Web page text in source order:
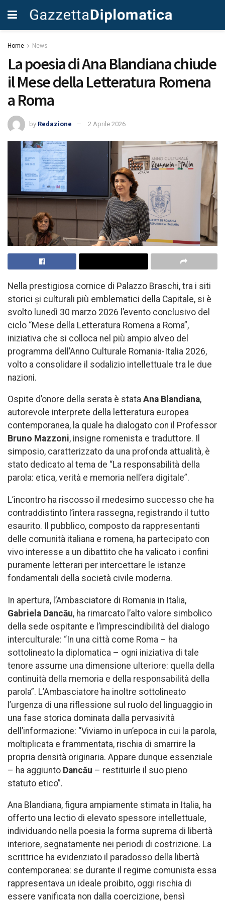
Home News
La poesia di Ana Blandiana chiude
il Mese della Letteratura Romena
a Roma
by Redazione 2 Aprile 2026
Nella prestigiosa cornice di Palazzo Braschi, tra i siti
storici și culturali più emblematici della Capitale, si è
svolto lunedì 30 marzo 2026 l’evento conclusivo del
ciclo “Mese della Letteratura Romena a Roma”,
iniziativa che si colloca nel più ampio alveo del
programma dell’Anno Culturale Romania-Italia 2026,
volto a consolidare il sodalizio intellettuale tra le due
nazioni.
Ospite d’onore della serata è stata Ana Blandiana,
autorevole interprete della letteratura europea
contemporanea, la quale ha dialogato con il Professor
Bruno Mazzoni, insigne romenista e traduttore. Il
simposio, caratterizzato da una profonda attualità, è
stato dedicato al tema de “La responsabilità della
parola: etica, verità e memoria nell’era digitale”.
L’incontro ha riscosso il medesimo successo che ha
contraddistinto l’intera rassegna, registrando il tutto
esaurito. Il pubblico, composto da rappresentanti
delle comunità italiana e romena, ha partecipato con
vivo interesse a un dibattito che ha valicato i confini
puramente letterari per intercettare le istanze
fondamentali della società civile moderna.
In apertura, l’Ambasciatore di Romania in Italia,
Gabriela Dancău, ha rimarcato l’alto valore simbolico
della sede ospitante e l’imprescindibilità del dialogo
interculturale: “In una città come Roma – ha
sottolineato la diplomatica – ogni iniziativa di tale
tenore assume una dimensione ulteriore: quella della
continuità della memoria e della responsabilità della
parola”. L’Ambasciatore ha inoltre sottolineato
l’urgenza di una riflessione sul ruolo del linguaggio in
una fase storica dominata dalla pervasività
dell’informazione: “Viviamo in un’epoca in cui la parola,
moltiplicata e frammentata, rischia di smarrire la
propria densità originaria. Appare dunque essenziale
– ha aggiunto Dancău – restituirle il suo pieno
statuto etico”.
Ana Blandiana, figura ampiamente stimata in Italia, ha
offerto una lectio di elevato spessore intellettuale,
individuando nella poesia la forma suprema di libertà
interiore, segnatamente nei periodi di costrizione. La
scrittrice ha evidenziato il paradosso della libertà
contemporanea: se durante il regime comunista essa
rappresentava un ideale proibito, oggi rischia di
essere vanificata non dalla coercizione, bensì